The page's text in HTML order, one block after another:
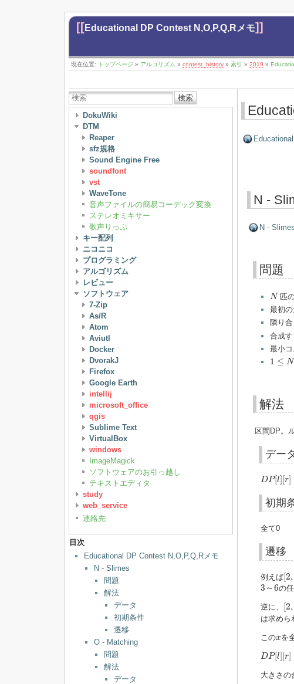
[[Educational DP Contest N,O,P,Q,Rメモ]]
現在位置: トップページ » アルゴリズム » contest_history » 索引 » 2019 »
検索
DokuWiki
DTM
Reaper
sfz規格
Sound Engine Free
soundfont
vst
WaveTone
音声ファイルの簡易コーデック変換
ステレオミキサー
歌声りっぷ
キー配列
ニコニコ
プログラミング
アルゴリズム
レビュー
ソフトウェア
7-Zip
As/R
Atom
Aviutl
Docker
DvorakJ
Firefox
Google Earth
intellij
microsoft_office
qgis
Sublime Text
VirtualBox
windows
ImageMagick
ソフトウェアのお引っ越し
テキストエディタ
study
web_service
連絡先
目次
Educational DP Contest N,O,P,Q,Rメモ
N - Slimes
問題
解法
データ
初期条件
遷移
O - Matching
問題
解法
データ
N -
N - Slimes
問題
N
N 匹
最初
隣り
合成
最小コ
1 ≤ N
1 N ≤
解法
区間DP。
デー
DP[l][r]
DP[l][r] =
初期
全て0
遷移
例えば [2,
[2
3 ～6
3～6
の
逆に、 2,
[2
は求めら
このx
xを
DP[l][r]
DP[l][r] =
大きさの